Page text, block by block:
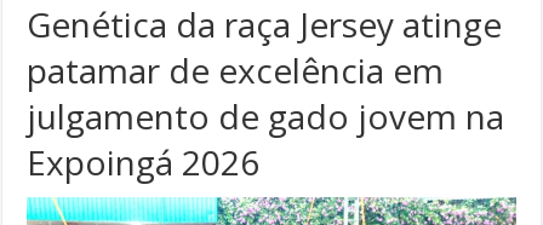
Genética da raça Jersey atinge
patamar de excelência em
julgamento de gado jovem na
Expoingá 2026